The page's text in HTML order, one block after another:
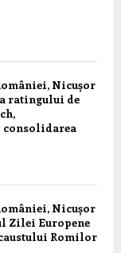
Nicușor
ratingului de
consolidarea
Nicușor
Zilei Europene
Romilor